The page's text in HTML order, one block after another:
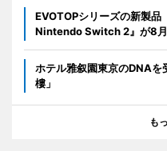
EVOTOPシリーズの新製
Nintendo Switch 2』が8
ホテル雅叙園東京のDNAを
樓」
も